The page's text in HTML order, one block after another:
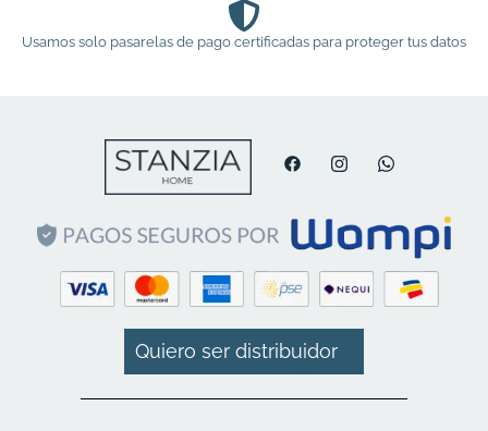
Usamos solo pasarelas de pago certificadas para proteger tus datos
Quiero ser distribuidor